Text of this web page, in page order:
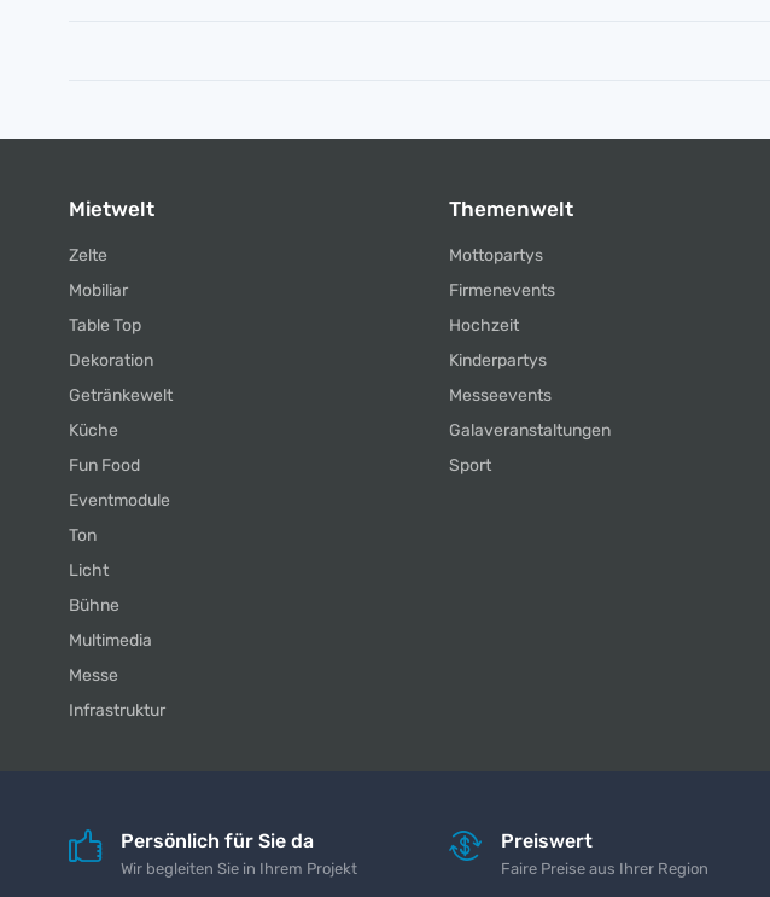
Mietwelt
Zelte
Mobiliar
Table Top
Dekoration
Getränkewelt
Küche
Fun Food
Eventmodule
Ton
Licht
Bühne
Multimedia
Messe
Infrastruktur
Themenwelt
Mottopartys
Firmenevents
Hochzeit
Kinderpartys
Messeevents
Galaveranstaltungen
Sport
Persönlich für Sie da
Wir begleiten Sie in Ihrem Projekt
Preiswert
Faire Preise aus Ihrer Region